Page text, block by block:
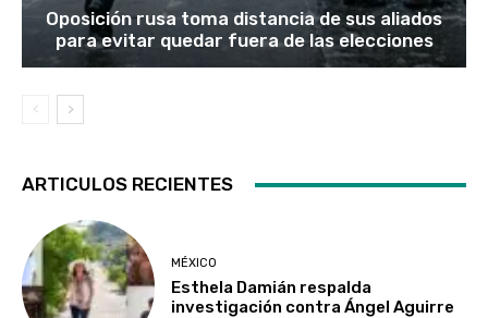
Oposición rusa toma distancia de sus aliados
para evitar quedar fuera de las elecciones
ARTICULOS RECIENTES
MÉXICO
Esthela Damián respalda
investigación contra Ángel Aguirre